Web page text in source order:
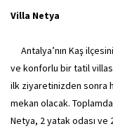
Villa Netya
Antalya’nın Kaş
ve konforlu bir tatil
ilk ziyaretinizden sonra
mekan olacak.
Netya, 2 yatak odası